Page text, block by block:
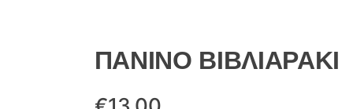
ΠΑΝΙΝΟ ΒΙΒΛΙΑΡΑΚΙ